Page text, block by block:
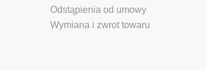
Odstąpienia od umowy
Wymiana i zwrot towaru